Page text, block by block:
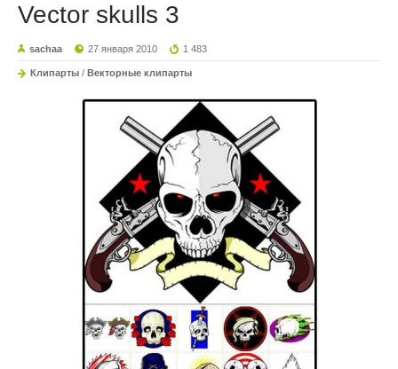
Vector skulls 3
sachaa 27 января 2010 1 483
Клипарты / Векторные клипарты